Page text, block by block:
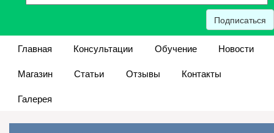
Подписаться
Главная Консультации Обучение
Новости
Магазин
Статьи Отзывы
Контакты
Галерея